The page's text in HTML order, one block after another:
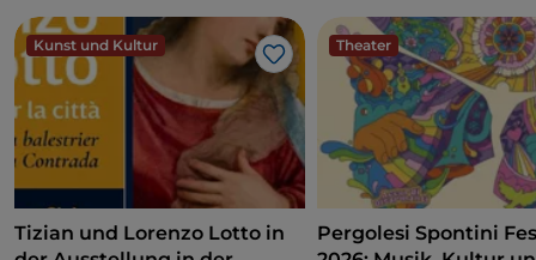
Kunst und Kultur
Like
Tizian und Lorenzo Lotto in
Theater
Pergolesi Spontini